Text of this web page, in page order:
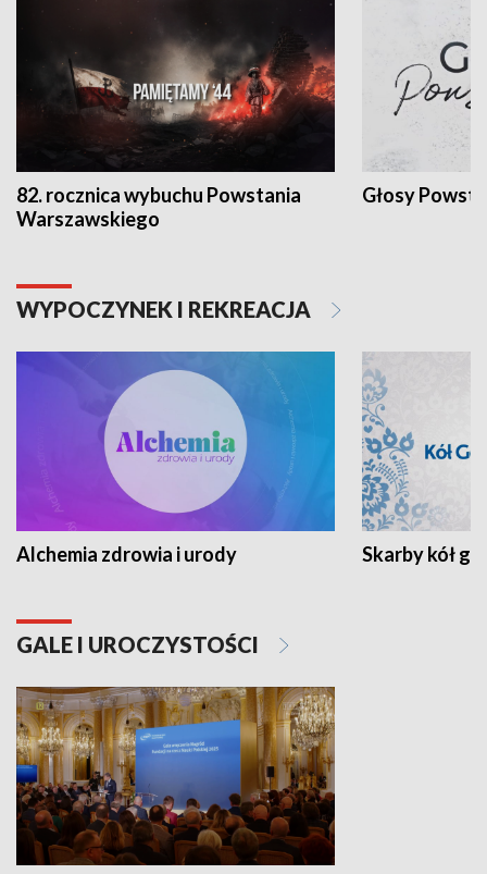
82. rocznica wybuchu Powstania
Warszawskiego
Głosy
WYPOCZYNEK I REKREACJA
Alchemia zdrowia i urody Skarby kół
GALE I UROCZYSTOŚCI